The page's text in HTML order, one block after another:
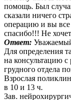
помощь. Был
сказали ничего
операцию и вы все
спасибо!!! Не
Ответ:
Для определения
на консультацию
грудного отдела
Взрослая
в 10 и 13 ч.
Зав.